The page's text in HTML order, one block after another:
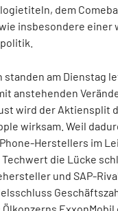
dem
insbesondere einer
am Dienstag
anstehenden
wird der Aktiensplit
wirksam. Weil
Herstellers im
die Lücke
und SAP-